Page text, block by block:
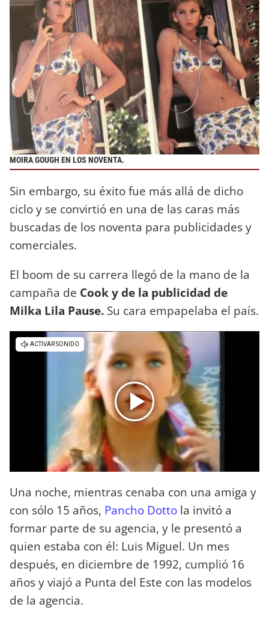
MOIRA GOUGH EN LOS NOVENTA.
Sin embargo, su éxito fue más allá de dicho
ciclo y se convirtió en una de las caras más
buscadas de los noventa para publicidades y
comerciales.
El boom de su carrera llegó de la mano de la
campaña de Cook y de la publicidad de
Milka Lila Pause. Su cara empapelaba el país.
Una noche, mientras cenaba con una amiga y
con sólo 15 años, Pancho Dotto la invitó a
formar parte de su agencia, y le presentó a
quien estaba con él: Luis Miguel. Un mes
después, en diciembre de 1992, cumplió 16
años y viajó a Punta del Este con las modelos
de la agencia.